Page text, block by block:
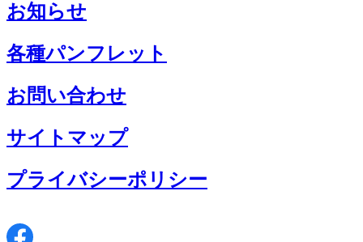
お知らせ
各種パンフレット
お問い合わせ
サイトマップ
プライバシーポリシー